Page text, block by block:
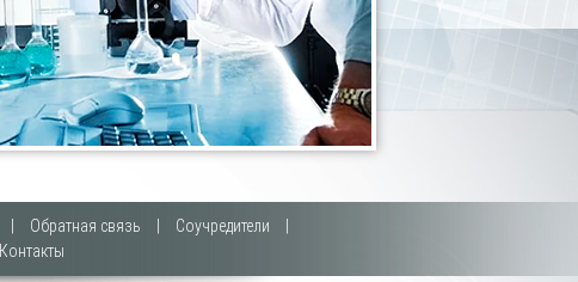
Обратная связь Соучредители
Контакты